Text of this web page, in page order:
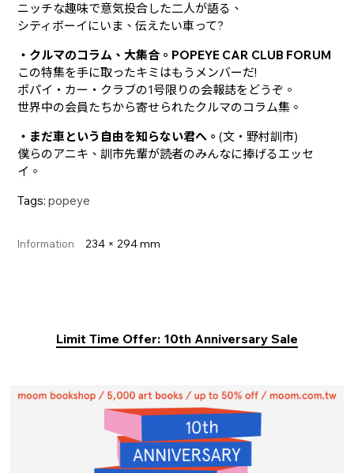
ニッチな趣味で意気投合した二人が語る、
シティボーイにいま、伝えたい車って?
・クルマのコラム、大集合。POPEYE CAR CLUB FORUM
この特集を手に取ったキミはもうメンバーだ!
ポパイ・カー・クラブの1号限りの会報誌をどうぞ。
世界中の会員たちから寄せられたクルマのコラム集。
・まだ車という自由を知らない君へ。(文・野村訓市)
僕らのアニキ、訓市先輩が読者のみんなに捧げるエッセ
イ。
Tags: popeye
Information 234 × 294 mm
Limit Time Offer: 10th Anniversary Sale